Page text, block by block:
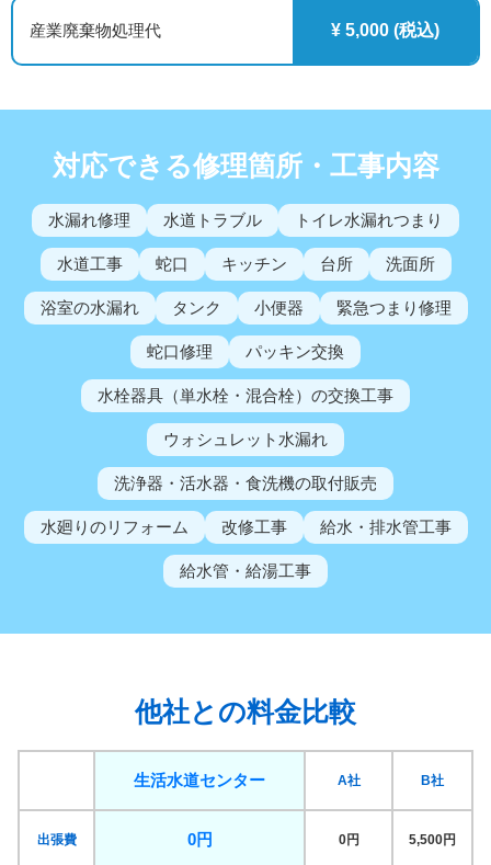
産業廃棄物処理代 ¥ 5,000 (税込)
対応できる修理箇所・工事内容
水漏れ修理 水道トラブル トイレ水漏れつまり
水道工事 蛇口 キッチン 台所 洗面所
浴室の水漏れ タンク 小便器 緊急つまり修理
蛇口修理 パッキン交換
水栓器具（単水栓・混合栓）の交換工事
ウォシュレット水漏れ
洗浄器・活水器・食洗機の取付販売
水廻りのリフォーム 改修工事 給水・排水管工事
給水管・給湯工事
他社との料金比較
生活水道センター A社 B社
出張費 0円 0円 5,500円